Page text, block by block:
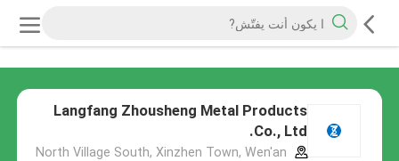
Langfang Zhousheng Metal Products
Co., Ltd.
North Village South, Xinzhen Town, Wen'an